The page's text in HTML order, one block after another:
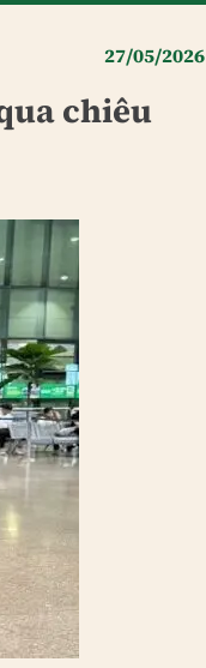
27/05/2026
chiêu